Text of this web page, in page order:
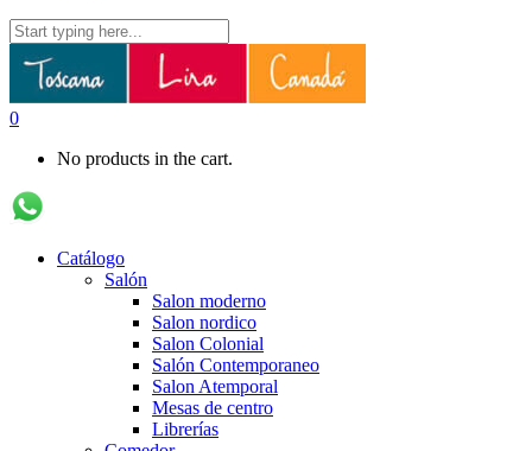
0
No products in the cart.
Catálogo
Salón
Salon moderno
Salon nordico
Salon Colonial
Salón Contemporaneo
Salon Atemporal
Mesas de centro
Librerías